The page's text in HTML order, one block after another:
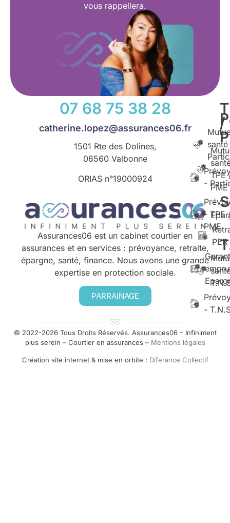
vous rappellera.
07 68 75 38 28
catherine.lopez@assurances06.fr
1501 Rte des Dolines,
06560 Valbonne
ORIAS n°19000924
Assurances06 est un cabinet courtier en
assurances et en services : prévoyance, retraite,
épargne, santé, finance. Nous avons une grande
expertise en protection sociale.
PARRAINAGE
/
TPE
PME
- TPE
PME
-
-
PER
© 2022-2026 Tous Droits Réservés. Assurances06 – Infiniment
plus serein – Courtier en assurances – Mentions légales
Création site internet & mise en orbite : Diferance Collectif